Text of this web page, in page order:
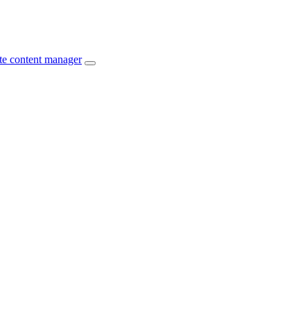
content manager